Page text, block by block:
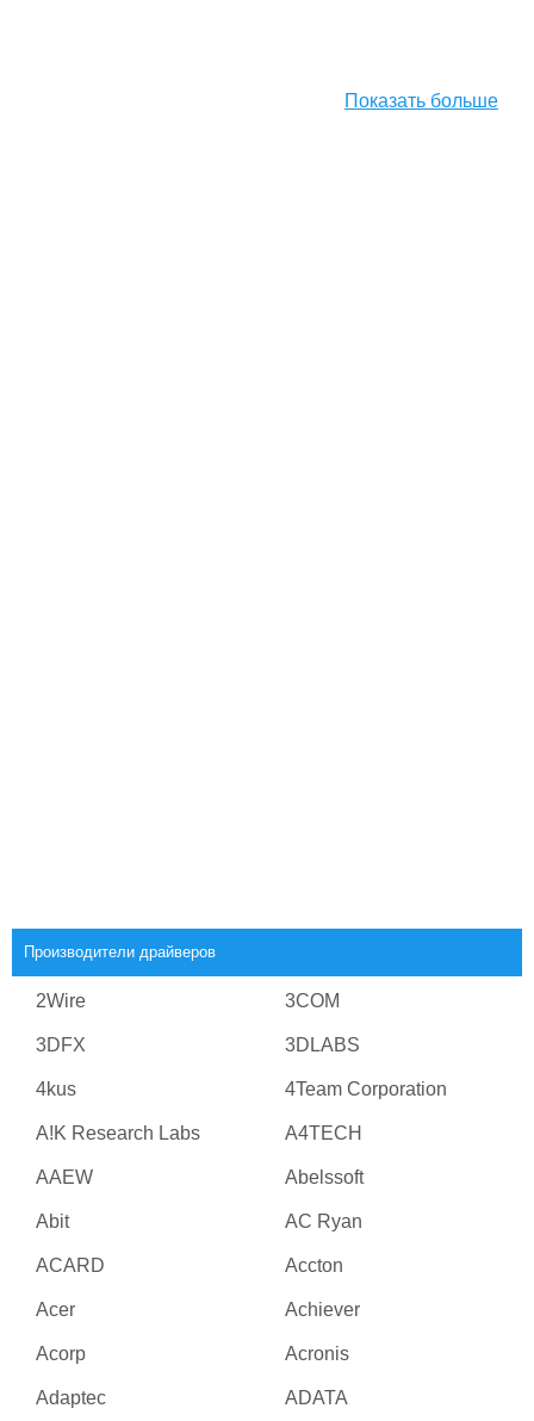
Показать больше
Производители драйверов
2Wire 3COM
3DFX 3DLABS
4kus 4Team Corporation
A!K Research Labs A4TECH
AAEW Abelssoft
Abit AC Ryan
ACARD Accton
Acer Achiever
Acorp Acronis
Adaptec ADATA